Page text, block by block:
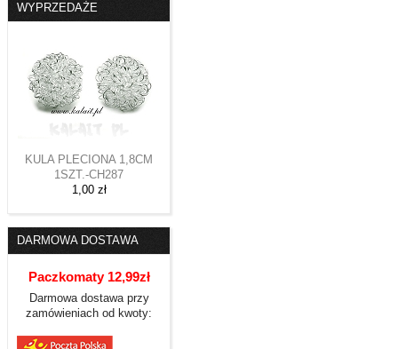
WYPRZEDAŻE
KULA PLECIONA 1,8CM
1SZT.-CH287
1,00 zł
DARMOWA DOSTAWA
Paczkomaty 12,99zł
Darmowa dostawa przy
zamówieniach od kwoty: